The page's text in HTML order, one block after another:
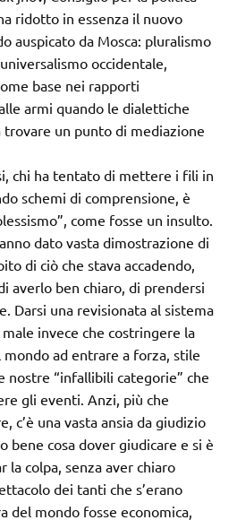
ridotto in essenza il nuovo
auspicato da Mosca: pluralismo
occidentale,
base nei rapporti
armi quando le dialettiche
trovare un punto di mediazione
chi ha tentato di mettere i fili in
schemi di comprensione, è
come fosse un insulto.
dato vasta dimostrazione di
di ciò che stava accadendo,
averlo ben chiaro, di prendersi
Darsi una revisionata al sistema
invece che costringere la
ad entrare a forza, stile
nostre “infallibili categorie” che
gli eventi. Anzi, più che
c’è una vasta ansia da giudizio
bene cosa dover giudicare e si è
la colpa, senza aver chiaro
dei tanti che s’erano
del mondo fosse economica,